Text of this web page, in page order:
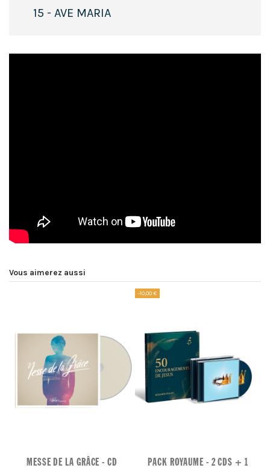
15 - AVE MARIA
Vous aimerez aussi
MESSE DE LA GRÂCE - CD
-10,00 €
PACK ROYAUME - 2 CDS + 1